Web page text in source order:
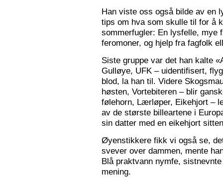
Han viste oss også bilde av en
tips om hva som skulle til for å
sommerfugler: En lysfelle, mye
feromoner, og hjelp fra fagfolk
Siste gruppe var det han kalte
Gulløye, UFK – uidentifisert,
blod, la han til. Videre
høsten, Vortebiteren – blir
følehorn, Lærløper, Eikehjort –
av de største billeartene i
sin datter med en eikehjort
Øyenstikkere fikk vi også se,
svever over dammen, mente
Blå praktvann nymfe,
mening.